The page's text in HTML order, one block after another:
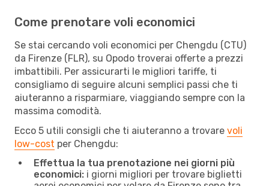
Come prenotare voli economici
Se stai cercando voli economici per Chengdu (CTU)
da Firenze (FLR), su Opodo troverai offerte a prezzi
imbattibili. Per assicurarti le migliori tariffe, ti
consigliamo di seguire alcuni semplici passi che ti
aiuteranno a risparmiare, viaggiando sempre con la
massima comodità.
Ecco 5 utili consigli che ti aiuteranno a trovare voli
low-cost per Chengdu:
Effettua la tua prenotazione nei giorni più
economici: i giorni migliori per trovare biglietti